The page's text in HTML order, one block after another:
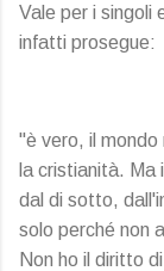
Vale per i singoli
infatti prosegue:
"è vero, il
la cristianità. Ma
dal di sotto,
solo perché non
Non ho il diritto